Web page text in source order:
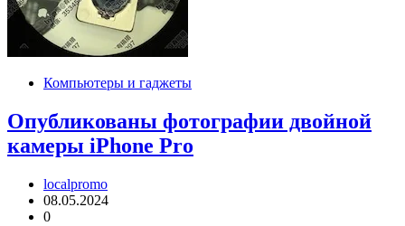
Компьютеры и гаджеты
Опубликованы фотографии двойной
камеры iPhone Pro
localpromo
08.05.2024
0